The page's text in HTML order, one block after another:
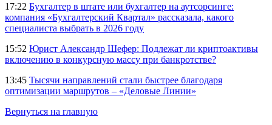
17:22 Бухгалтер в штате или бухгалтер на аутсорсинге:
компания «Бухгалтерский Квартал» рассказала, какого
специалиста выбрать в 2026 году
15:52 Юрист Александр Шефер: Подлежат ли криптоактивы
включению в конкурсную массу при банкротстве?
13:45 Тысячи направлений стали быстрее благодаря
оптимизации маршрутов – «Деловые Линии»
Вернуться на главную